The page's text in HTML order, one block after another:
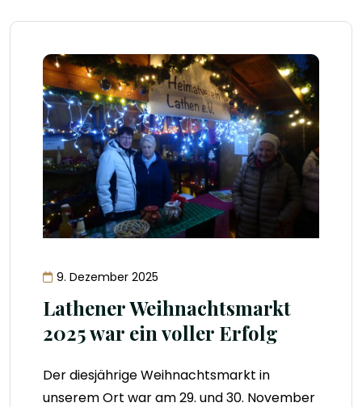
9. Dezember 2025
Lathener Weihnachtsmarkt
2025 war ein voller Erfolg
Der diesjährige Weihnachtsmarkt in
unserem Ort war am 29. und 30. November